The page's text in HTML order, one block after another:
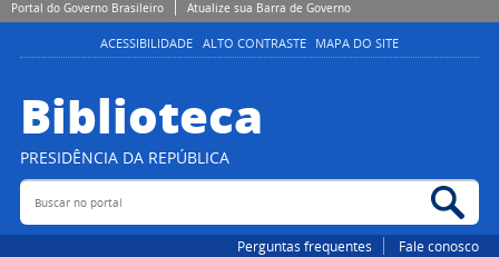
Portal do Governo Brasileiro Atualize sua Barra de Governo
ACESSIBILIDADE ALTO CONTRASTE MAPA DO SITE
Biblioteca
PRESIDÊNCIA DA REPÚBLICA
Buscar no portal
Perguntas frequentes Fale conosco